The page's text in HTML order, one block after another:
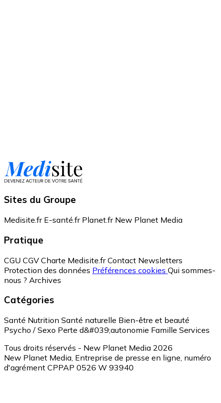
Sites du Groupe
Medisite.fr E-santé.fr Planet.fr New Planet Media
Pratique
CGU CGV Charte Medisite.fr Contact Newsletters
Protection des données Préférences cookies Qui sommes-
nous ? Archives
Catégories
Santé Nutrition Santé naturelle Bien-être et beauté
Psycho / Sexo Perte d&#039;autonomie Famille Services
Tous droits réservés - New Planet Media 2026
New Planet Media, Entreprise de presse en ligne, numéro
d'agrément CPPAP 0526 W 93940